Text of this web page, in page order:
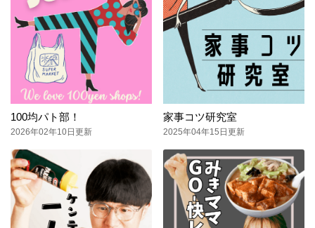
100均パト部！
2026年02年10日更新
家事コツ研究室
2025年04年15日更新